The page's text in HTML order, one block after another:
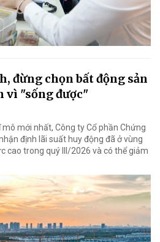
đừng chọn bất động sản
vì "sống được"
mới nhất, Công ty Cổ phần Chứng
định lãi suất huy động đã ở vùng
cao trong quý III/2026 và có thể giảm